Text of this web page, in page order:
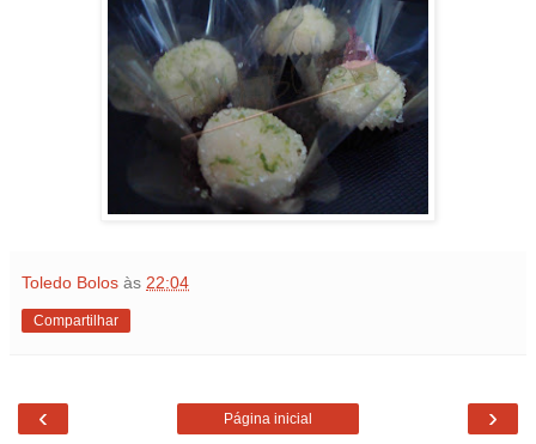
Toledo Bolos às 22:04
Compartilhar
‹ ›
Página inicial